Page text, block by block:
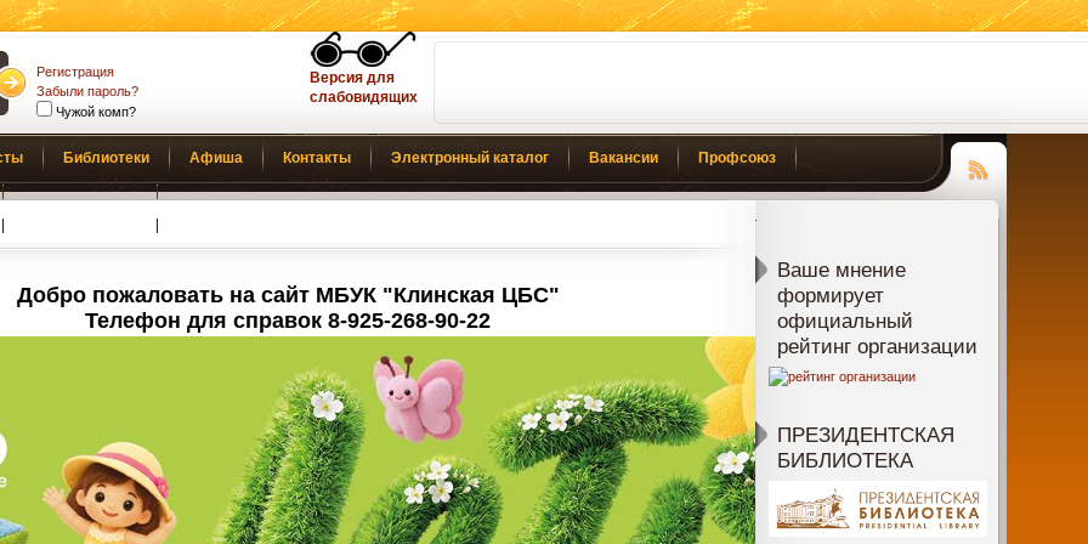
Регистрация
Забыли пароль?
Чужой комп?
Версия для
слабовидящих
Библиотеки Афиша Контакты Электронный каталог Вакансии Профсоюз
Чтение
Добро пожаловать на сайт МБУК "Клинская ЦБС"
Телефон для справок 8-925-268-90-22
Ваше мнение
формирует
официальный
рейтинг организации
ПРЕЗИДЕНТСКАЯ
БИБЛИОТЕКА